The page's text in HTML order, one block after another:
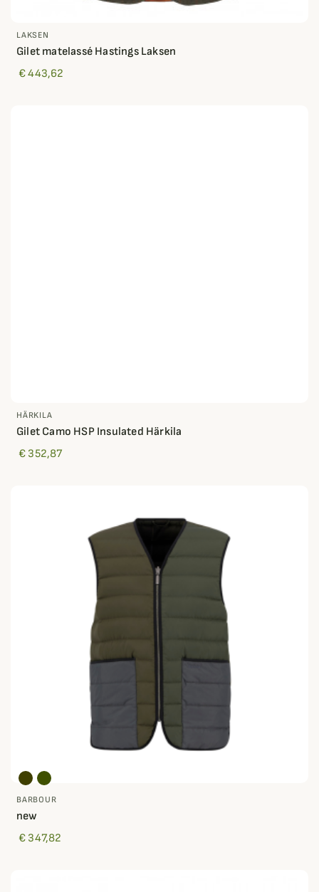
LAKSEN
Gilet matelassé Hastings Laksen
€ 443,62
HÄRKILA
Gilet Camo HSP Insulated Härkila
€ 352,87
BARBOUR
new
€ 347,82